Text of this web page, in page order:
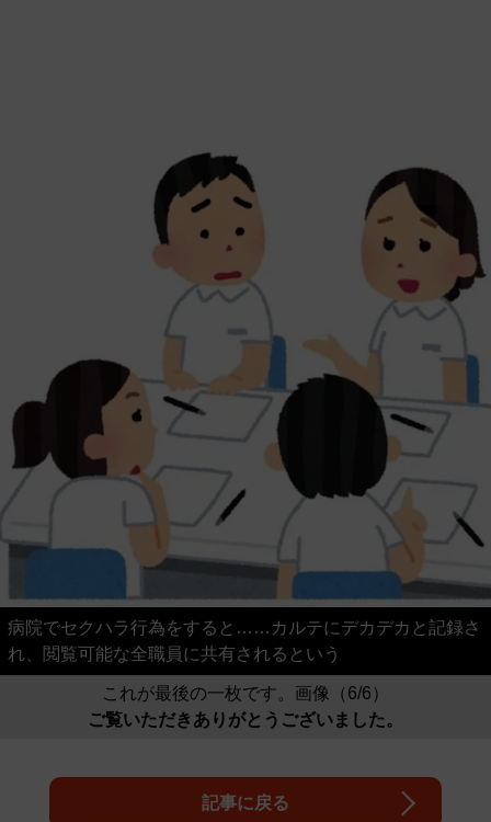
病院でセクハラ行為をすると……カルテにデカデカと記録さ
れ、閲覧可能な全職員に共有されるという
これが最後の一枚です。画像（6/6）
ご覧いただきありがとうございました。
記事に戻る